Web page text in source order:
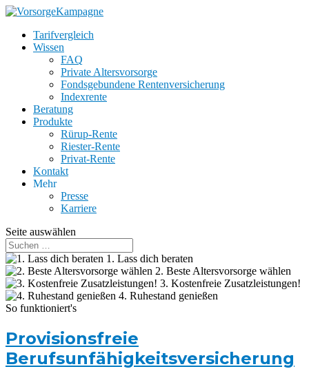
Tarifvergleich
Wissen
FAQ
Private Altersvorsorge
Fondsgebundene Rentenversicherung
Indexrente
Beratung
Produkte
Rürup-Rente
Riester-Rente
Privat-Rente
Kontakt
Mehr
Presse
Karriere
Seite auswählen
1. Lass dich beraten
2. Beste Altersvorsorge wählen
3. Kostenfreie Zusatzleistungen!
4. Ruhestand genießen
So funktioniert's
Provisionsfreie
Berufsunfähigkeitsversicherung